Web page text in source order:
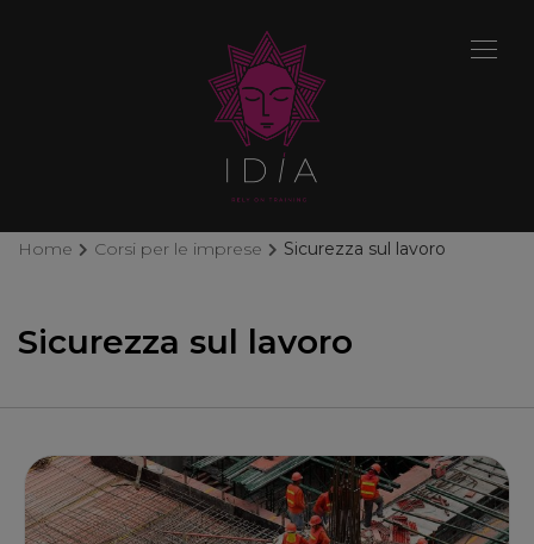
Home Corsi per le imprese Sicurezza sul lavoro
Sicurezza sul lavoro